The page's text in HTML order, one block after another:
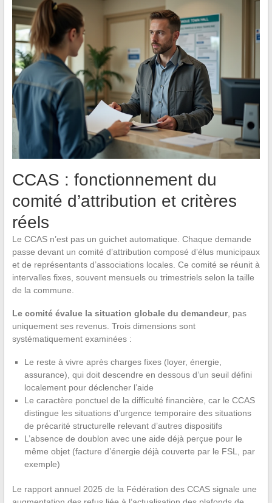
CCAS : fonctionnement du
comité d’attribution et critères
réels
Le CCAS n’est pas un guichet automatique. Chaque demande
passe devant un comité d’attribution composé d’élus municipaux
et de représentants d’associations locales. Ce comité se réunit à
intervalles fixes, souvent mensuels ou trimestriels selon la taille
de la commune.
Le comité évalue la situation globale du demandeur, pas
uniquement ses revenus. Trois dimensions sont
systématiquement examinées :
Le reste à vivre après charges fixes (loyer, énergie,
assurance), qui doit descendre en dessous d’un seuil défini
localement pour déclencher l’aide
Le caractère ponctuel de la difficulté financière, car le CCAS
distingue les situations d’urgence temporaire des situations
de précarité structurelle relevant d’autres dispositifs
L’absence de doublon avec une aide déjà perçue pour le
même objet (facture d’énergie déjà couverte par le FSL, par
exemple)
Le rapport annuel 2025 de la Fédération des CCAS signale une